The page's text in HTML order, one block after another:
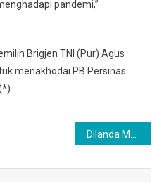
pandemi,”
Brigjen TNI (Pur) Agus
menakhodai PB Persinas